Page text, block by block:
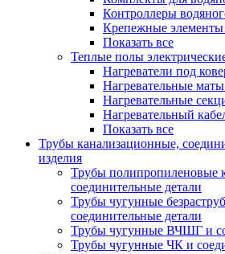
Контроллеры
Крепежные элементы
Показать все
Теплые полы
Нагреватели под
Нагревательные
Нагревательные
Нагревательный
Показать все
Трубы канализационные,
изделия
Трубы полипропиленовые
соединительные детали
Трубы чугунные
соединительные детали
Трубы чугунные ВЧШГ и
Трубы чугунные ЧК и